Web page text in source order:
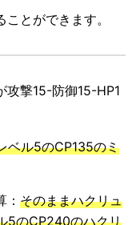
とができます。
攻撃15-防御15-HP1
ベル5のCP135のミ
：そのままハクリュ
5のCP240のハクリ